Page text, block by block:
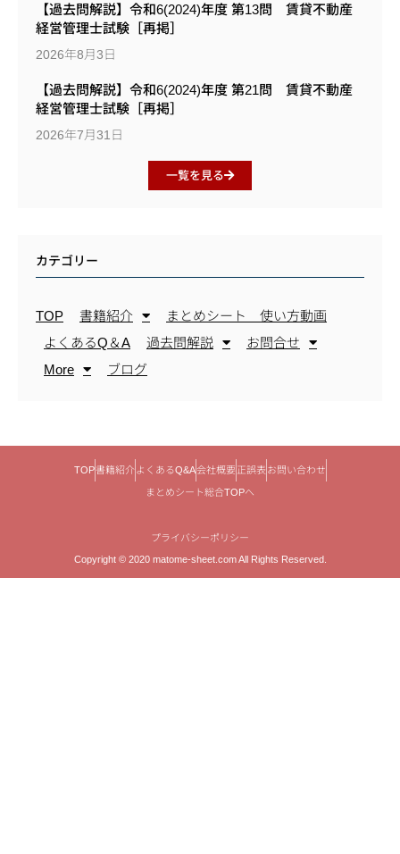
【過去問解説】令和6(2024)年度 第13問 賃貸不動産
経営管理士試験［再掲］
2026年8月3日
【過去問解説】令和6(2024)年度 第21問 賃貸不動産
経営管理士試験［再掲］
2026年7月31日
一覧を見る
カテゴリー
TOP 書籍紹介
まとめシート 使い方動画
よくあるQ＆A
過去問解説
お問合せ
More
ブログ
TOP 書籍紹介 よくあるQ&A 会社概要 正誤表 お問い合わせ
まとめシート総合TOPへ
プライバシーポリシー
Copyright © 2020 matome-sheet.com All Rights Reserved.